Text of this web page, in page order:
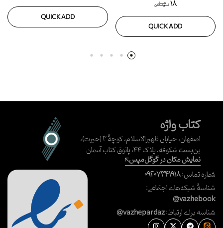
۱۸ هزار
تومان
QUICK ADD
QUICK ADD
کتاب واژه
اصفهان، خیابان ظهیرالاسلام، کوچهٔ ۳ (حیرت)،
بن‌بست شکوفه، پلاک ۴۴، پاتوق کتاب آسمان
نمایش مکان در گوگل‌مپس
شماره تماس:۰۹۲۰۷۳۴۱۹۱۸
شناسهٔ شبکه‌های اجتماعی:
@vazhebook
شناسه برای ارتباط:@vazhepardaz